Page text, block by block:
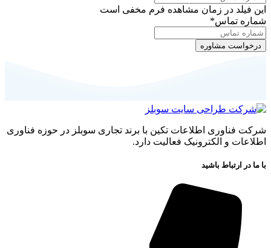
این فیلد در زمان مشاهده فرم مخفی است
شماره تماس*
شرکت فناوری اطلاعات تکین با برند تجاری سوبلز در حوزه فناوری
اطلاعات و الکترونیک فعالیت دارد.
با ما در ارتباط باشید